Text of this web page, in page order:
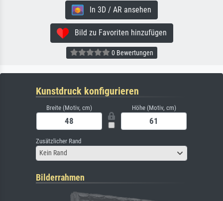
In 3D / AR ansehen
Bild zu Favoriten hinzufügen
0 Bewertungen
Kunstdruck konfigurieren
Breite (Motiv, cm) Höhe (Motiv, cm)
Zusätzlicher Rand
Kein Rand
Bilderrahmen